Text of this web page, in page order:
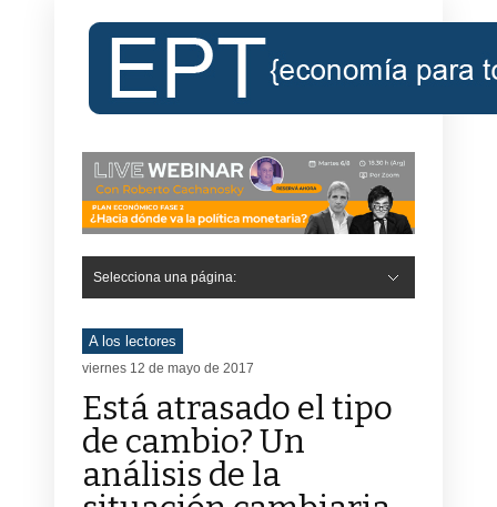
Selecciona una página:
A los lectores
viernes 12 de mayo de 2017
Está atrasado el tipo
de cambio? Un
análisis de la